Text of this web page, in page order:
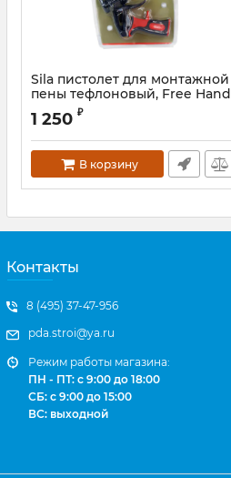
Sila пистолет для монтажной
пены тефлоновый, Free Hand
Артикул: AM50-002S
1 250 ₽
В корзину
Контакты
8 (495) 37-47-956
pda.stroi@ya.ru
Режим работы магазина:
ПН - ПТ: с 9:00 до 18:00
СБ: с 9:00 до 15:00
ВС: выходной